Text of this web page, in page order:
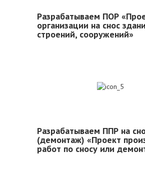
Разрабатываем ПОР
организации на снос
строений, сооружений»
Разрабатываем ППР на
(демонтаж) «Проект
работ по сносу или